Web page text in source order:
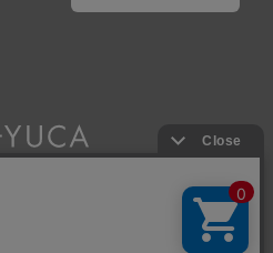
するアプリ等でサービスを利
登録（以下「仮登録」といいま
9条のポイント付与を受けるこ
利用は行えず、第3条1項の通り
ト利用が行えるようになりま
Co., Ltd. All Rights Reserved.